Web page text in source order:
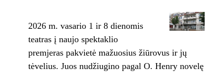
2026 m. vasario 1 ir 8 dienomis
teatras į naujo spektaklio
premjeras pakvietė mažuosius žiūrovus ir jų
tėvelius. Juos nudžiugino pagal O. Henry novelę